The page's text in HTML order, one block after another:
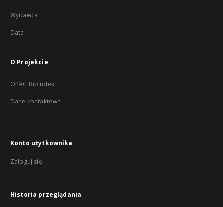
Wydawca
Data
O Projekcie
OPAC Biblioteki
Dane kontaktowe
Konto użytkownika
Zaloguj się
Historia przeglądania